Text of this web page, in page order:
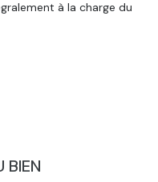
à la charge du
BIEN